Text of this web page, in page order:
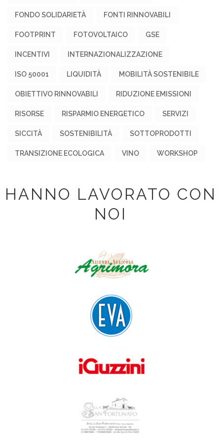
FONDO SOLIDARIETÀ FONTI RINNOVABILI
FOOTPRINT FOTOVOLTAICO GSE
INCENTIVI INTERNAZIONALIZZAZIONE
ISO 50001 LIQUIDITÀ MOBILITÀ SOSTENIBILE
OBIETTIVO RINNOVABILI RIDUZIONE EMISSIONI
RISORSE RISPARMIO ENERGETICO SERVIZI
SICCITÀ SOSTENIBILITÀ SOTTOPRODOTTI
TRANSIZIONE ECOLOGICA VINO WORKSHOP
HANNO LAVORATO CON
NOI